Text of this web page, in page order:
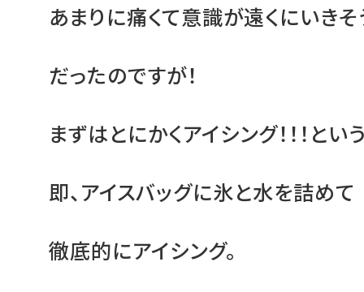
あまりに痛くて意識が遠くにいき
だったのですが！
まずはとにかくアイシング！！！とい
即、アイスバッグに氷と水を詰めて
徹底的にアイシング。